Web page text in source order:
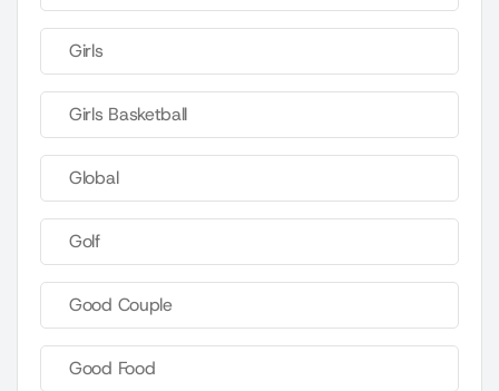
Girls
Girls Basketball
Global
Golf
Good Couple
Good Food